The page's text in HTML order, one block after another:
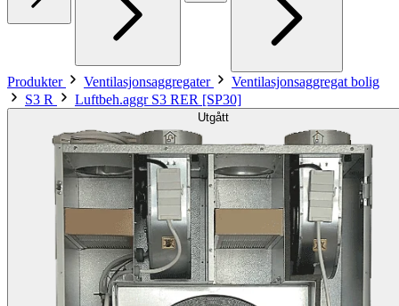
Produkter Ventilasjonsaggregater
Ventilasjonsaggregat bolig
S3 R
Luftbeh.aggr S3 RER [SP30]
Utgått